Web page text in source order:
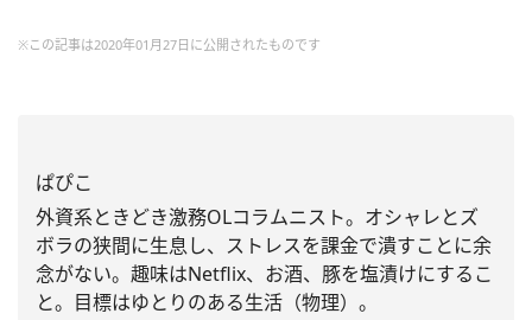
※この記事は2020年01月27日に公開されたものです
ぱぴこ
外資系ときどき激務OLコラムニスト。 オシャレとズ
ボラの狭間に生息し、 ストレスを課金で潰すことに余
念がない。趣味はNetflix、お酒、豚を塩漬けにするこ
と。 目標はゆとりのある生活（物理）。